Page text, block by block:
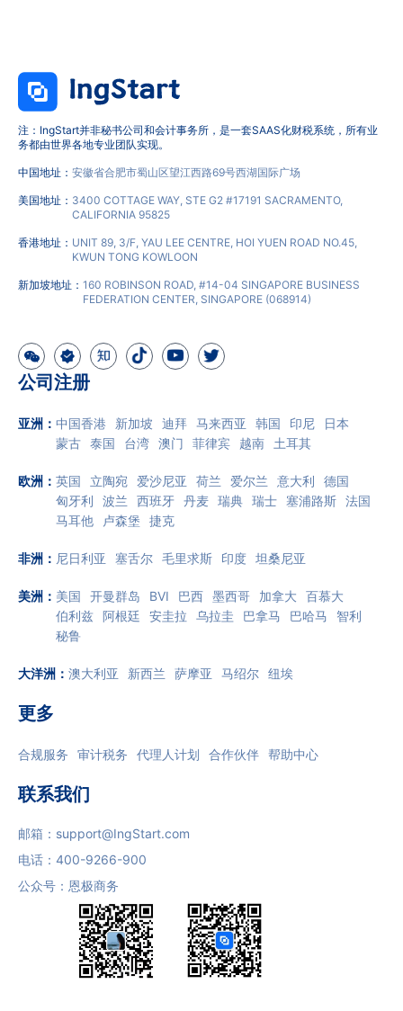
注：IngStart并非秘书公司和会计事务所，是一套SAAS化财税系统，所有业
务都由世界各地专业团队实现。
中国地址： 安徽省合肥市蜀山区望江西路69号西湖国际广场
美国地址： 3400 COTTAGE WAY, STE G2 #17191 SACRAMENTO,
CALIFORNIA 95825
香港地址： UNIT 89, 3/F, YAU LEE CENTRE, HOI YUEN ROAD NO.45,
KWUN TONG KOWLOON
新加坡地址： 160 ROBINSON ROAD, #14-04 SINGAPORE BUSINESS
FEDERATION CENTER, SINGAPORE (068914)
公司注册
亚洲 ： 中国香港 新加坡 迪拜 马来西亚 韩国 印尼
日本
蒙古 泰国 台湾 澳门 菲律宾 越南 土耳其
欧洲 ： 英国 立陶宛 爱沙尼亚 荷兰 爱尔兰 意大利
德国
匈牙利
波兰 西班牙 丹麦 瑞典 瑞士 塞浦路斯 法国
马耳他
卢森堡 捷克
非洲 ： 尼日利亚 塞舌尔 毛里求斯 印度 坦桑尼亚
美洲 ： 美国 开曼群岛 BVI 巴西 墨西哥 加拿大
百慕大
伯利兹 阿根廷 安圭拉 乌拉圭 巴拿马 巴哈马
智利
秘鲁
大洋洲 ： 澳大利亚 新西兰 萨摩亚 马绍尔 纽埃
更多
合规服务 审计税务 代理人计划 合作伙伴 帮助中心
联系我们
邮箱： support@IngStart.com
电话： 400-9266-900
公众号：恩极商务